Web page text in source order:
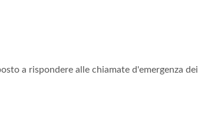
a rispondere alle chiamate d'emergenza dei